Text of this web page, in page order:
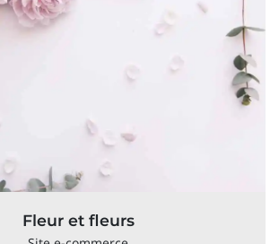
Fleur et fleurs